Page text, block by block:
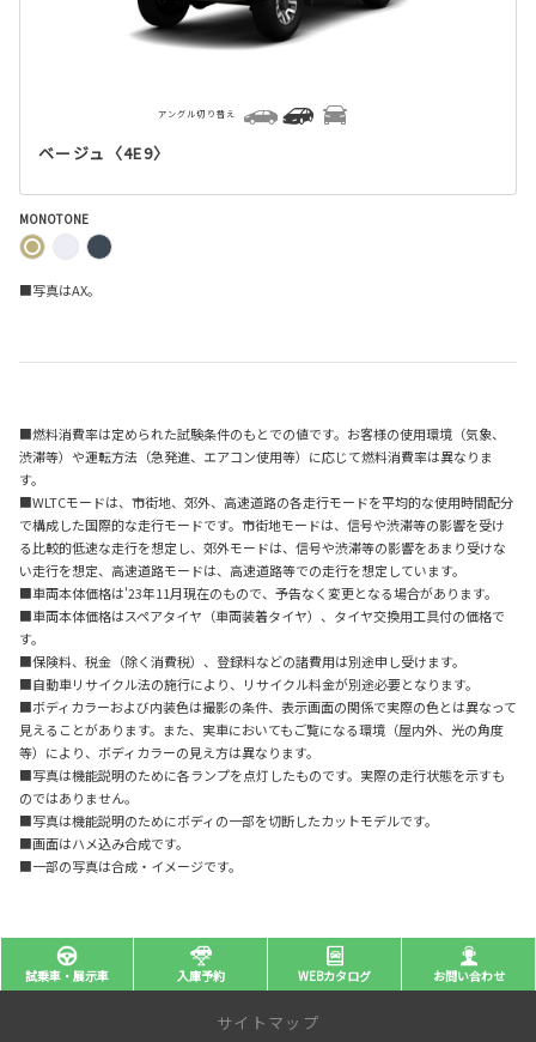
ベージュ〈4E9〉
アングル切り替え
MONOTONE
■写真はAX。
■燃料消費率は定められた試験条件のもとでの値です。お客様の使用環境（気象、
渋滞等）や運転方法（急発進、エアコン使用等）に応じて燃料消費率は異なりま
す。
■WLTCモードは、市街地、郊外、高速道路の各走行モードを平均的な使用時間配分
で構成した国際的な走行モードです。市街地モードは、信号や渋滞等の影響を受け
る比較的低速な走行を想定し、郊外モードは、信号や渋滞等の影響をあまり受けな
い走行を想定、高速道路モードは、高速道路等での走行を想定しています。
■車両本体価格は'23年11月現在のもので、予告なく変更となる場合があります。
■車両本体価格はスペアタイヤ（車両装着タイヤ）、タイヤ交換用工具付の価格で
す。
■保険料、税金（除く消費税）、登録料などの諸費用は別途申し受けます。
■自動車リサイクル法の施行により、リサイクル料金が別途必要となります。
■ボディカラーおよび内装色は撮影の条件、表示画面の関係で実際の色とは異なって
見えることがあります。また、実車においてもご覧になる環境（屋内外、光の角度
等）により、ボディカラーの見え方は異なります。
■写真は機能説明のために各ランプを点灯したものです。実際の走行状態を示すも
のではありません。
■写真は機能説明のためにボディの一部を切断したカットモデルです。
■画面はハメ込み合成です。
■一部の写真は合成・イメージです。
試乗車・展示車 入庫予約 WEBカタログ お問い合わせ
サイトマップ